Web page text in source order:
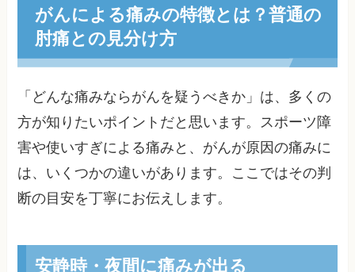
がんによる痛みの特徴とは？普通の
肘痛との見分け方
「どんな痛みならがんを疑うべきか」は、多くの
方が知りたいポイントだと思います。スポーツ障
害や使いすぎによる痛みと、がんが原因の痛みに
は、いくつかの違いがあります。ここではその判
断の目安を丁寧にお伝えします。
安静時・夜間に痛みが出る